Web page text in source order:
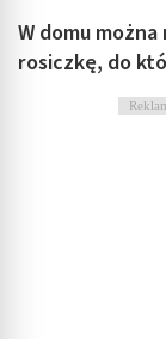
W domu
rosiczkę, do